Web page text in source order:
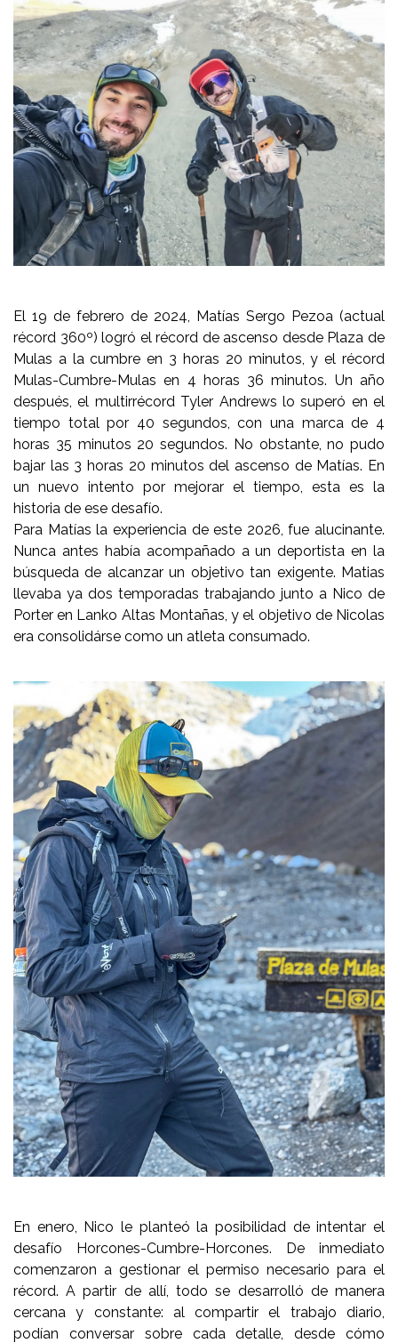
El 19 de febrero de 2024, Matías Sergo Pezoa (actual
récord 360º) logró el récord de ascenso desde Plaza de
Mulas a la cumbre en 3 horas 20 minutos, y el récord
Mulas-Cumbre-Mulas en 4 horas 36 minutos. Un año
después, el multirrécord Tyler Andrews lo superó en el
tiempo total por 40 segundos, con una marca de 4
horas 35 minutos 20 segundos. No obstante, no pudo
bajar las 3 horas 20 minutos del ascenso de Matías. En
un nuevo intento por mejorar el tiempo, esta es la
historia de ese desafío.
Para Matías la experiencia de este 2026, fue alucinante.
Nunca antes había acompañado a un deportista en la
búsqueda de alcanzar un objetivo tan exigente. Matias
llevaba ya dos temporadas trabajando junto a Nico de
Porter en Lanko Altas Montañas, y el objetivo de Nicolas
era consolidárse como un atleta consumado.
En enero, Nico le planteó la posibilidad de intentar el
desafío Horcones-Cumbre-Horcones. De inmediato
comenzaron a gestionar el permiso necesario para el
récord. A partir de allí, todo se desarrolló de manera
cercana y constante: al compartir el trabajo diario,
podían conversar sobre cada detalle, desde cómo